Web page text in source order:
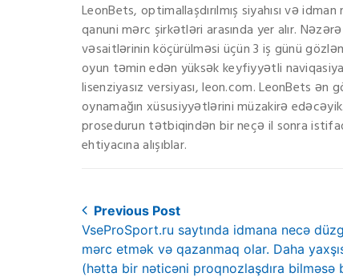
LeonBets, optimallaşdırılmış siyahısı və
qanuni mərc şirkətləri arasında yer alır.
vəsaitlərinin köçürülməsi üçün 3 iş günü
oyun təmin edən yüksək keyfiyyətli
lisenziyasız versiyası, leon.com. LeonBets
oynamağın xüsusiyyətlərini müzakirə
prosedurun tətbiqindən bir neçə il sonra
ehtiyacına alışıblar.
Post
navigation
Previous Post
Previous
post:
VseProSport.ru saytında idmana necə
mərc etmək və qazanmaq olar. Daha
(hətta bir nəticəni proqnozlaşdıra bilməsə